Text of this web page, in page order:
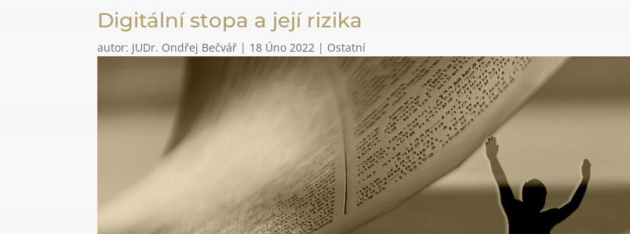
Digitální stopa a její rizika
autor: JUDr. Ondřej Bečvář| 18 Úno 2022| Ostatní